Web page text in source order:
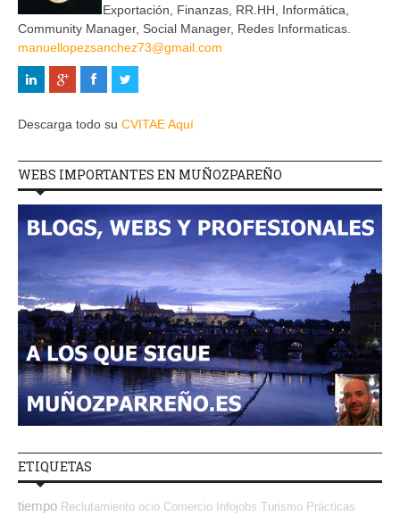
Exportación, Finanzas, RR.HH, Informática,
Community Manager, Social Manager, Redes Informaticas.
manuellopezsanchez73@gmail.com
Descarga todo su CVITAE Aquí
WEBS IMPORTANTES EN MUÑOZPAREÑO
ETIQUETAS
tiempo Reclutamiento ocio Comercio Infojobs Turismo Prácticas